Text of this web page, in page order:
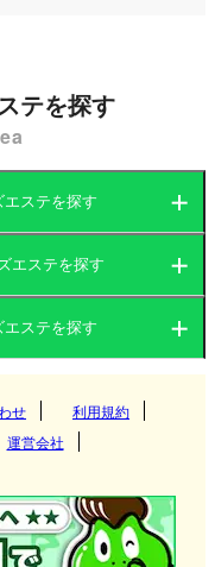
な理由
好家から選ばれ、
リア特有の住環境
的ゆとり」とリラ
は、歩行者専用道
、周囲を囲む豊か
どうしてもビルが
、多摩センターは
店舗が多く、入店
られます。この
ス抜群な「中継
テを探す
ステを探す
エステを探す
ステを探す
県
県
せ
利用規約
運営会社